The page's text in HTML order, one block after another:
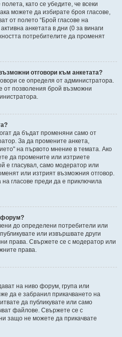
като се убедите, че всеки
можете да избирате броя гласове,
от полето “Брой гласове на
анкетата в дни (0 за винаги
потребителите да променят
отговори към анкетата?
се определя от администратора.
от позволения брой възможни
да бъдат променяни само от
За да промените анкета,
на първото мнение в темата. Ако
да промените или изтриете
е гласувал, само модератор или
или изтрият възможния отговор.
гласове преди да е приключила
форум?
до определени потребители или
или извършвате други
права. Свържете се с модератор или
права.
на ниво форум, група или
да е забранил прикачването на
да публикувате или само
файлове. Свържете се с
защо не можете да прикачвате